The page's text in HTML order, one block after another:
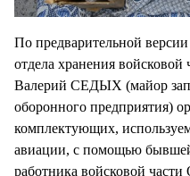
По предварительной
отдела хранения войсковой
Валерий СЕДЫХ (майор
оборонного предприятия)
комплектующих,
авиации, с помощью
работника войсковой